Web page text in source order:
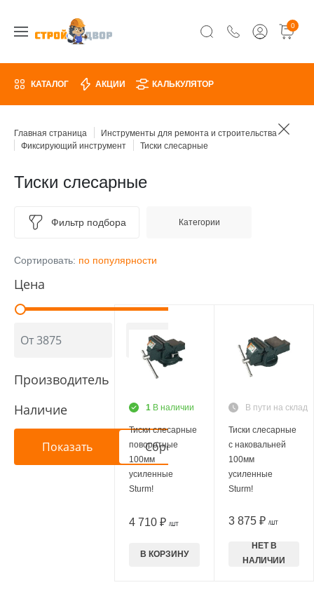
0
КАТАЛОГ АКЦИИ КАЛЬКУЛЯТОР
Главная страница
Инструменты для ремонта и строительства
Фиксирующий инструмент
Тиски слесарные
Тиски слесарные
Фильтр подбора Категории
Сортировать: по популярности
Цена
Производитель
Наличие
1 В наличии
Тиски слесарные
поворотные
100мм
усиленные
Sturm!
4 710 ₽ /ШТ
В КОРЗИНУ
В пути на склад
Тиски слесарные
с наковальней
100мм
усиленные
Sturm!
3 875 ₽ /ШТ
НЕТ В
НАЛИЧИИ